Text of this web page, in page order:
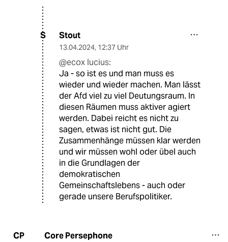
S Stout
13.04.2024, 12:37 Uhr
@ecox lucius:
Ja - so ist es und man muss es
wieder und wieder machen. Man lässt
der Afd viel zu viel Deutungsraum. In
diesen Räumen muss aktiver agiert
werden. Dabei reicht es nicht zu
sagen, etwas ist nicht gut. Die
Zusammenhänge müssen klar werden
und wir müssen wohl oder übel auch
in die Grundlagen der
demokratischen
Gemeinschaftslebens - auch oder
gerade unsere Berufspolitiker.
CP Core Persephone